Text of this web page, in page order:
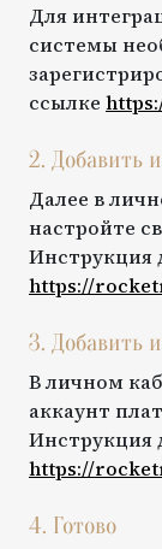
Для
системы
ссылке
2. Добавить
Далее в
настройте
Инструкция
https://
3. Добавить
В личном
аккаунт
Инструкция
https://
4. Готово